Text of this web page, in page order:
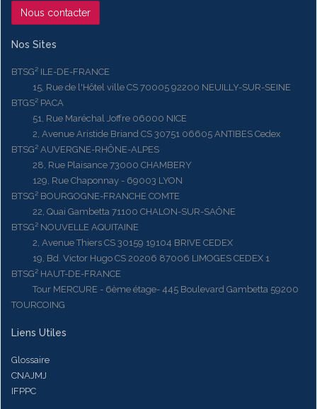
Nous contacter
Nos Sites
BTSG² ILE-DE-FRANCE
15, Rue de l'Hôtel ville CS 70005 92200 NEUILLY-SUR-SEINE
BTGS² PACA
51, Rue Maréchal Joffre 06000 NICE
2, Avenue Aristide Briand CS 30751 06605 ANTIBES Cedex
BTSG² AUVERGNE-RHÔNE-ALPES
28, Rue Plaisance 73000 CHAMBERY
129, Rue Chaponnay - 69003 LYON
BTSG² BOURGOGNE-FRANCHE COMTE
22, Quai Gambetta 71100 CHALON-SUR-SAÔNE
BTSG² NOUVELLE AQUITAINE
2, Avenue Thiers CS 30159 19104 BRIVE CEDEX
19, Bd. Victor Hugo CS 20206 87006 LIMOGES CEDEX 1
BTSG² HAUT-DE-FRANCE
Tour MERCURE - 6ème étage- 445 Boulevard Gambetta 59200
TOURCOING
Liens Utiles
Glossaire
CNAJMJ
IFPPC